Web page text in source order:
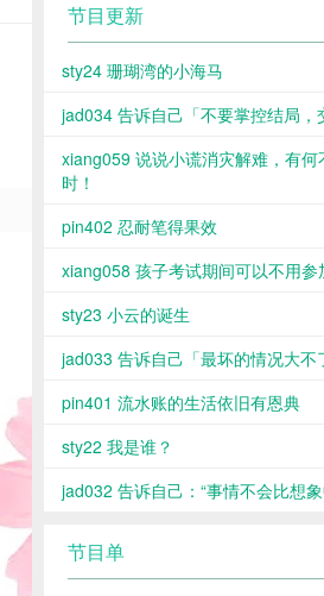
节目更新
sty24 珊瑚湾的小海马
jad034 告诉自己「不要掌控结局，
xiang059 说说小谎消灾解难，有何
时！
pin402 忍耐笔得果效
xiang058 孩子考试期间可以不用参
sty23 小云的诞生
jad033 告诉自己「最坏的情况大不
pin401 流水账的生活依旧有恩典
sty22 我是谁？
jad032 告诉自己：“事情不会比想
节目单